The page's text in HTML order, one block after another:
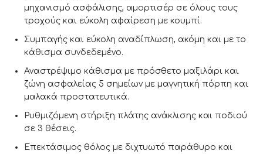
μηχανισμό ασφάλισης, αμορτισέρ σε όλους τους
τροχούς και εύκολη αφαίρεση με κουμπί.
Συμπαγής και εύκολη αναδίπλωση, ακόμη και με το
κάθισμα συνδεδεμένο.
Αναστρέψιμο κάθισμα με πρόσθετο μαξιλάρι και
ζώνη ασφαλείας 5 σημείων με μαγνητική πόρπη και
μαλακά προστατευτικά.
Ρυθμιζόμενη στήριξη πλάτης ανάκλισης και ποδιού
σε 3 θέσεις.
Επεκτάσιμος θόλος με διχτυωτό παράθυρο και